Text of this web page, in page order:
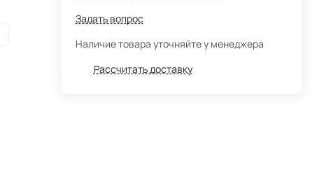
Задать вопрос
Наличие товара уточняйте у менеджера
Рассчитать доставку